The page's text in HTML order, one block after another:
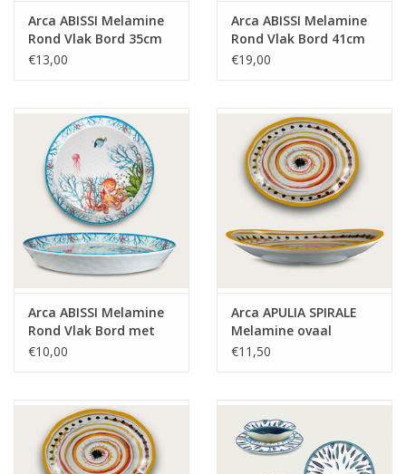
Arca ABISSI Melamine
Rond Vlak Bord 35cm
€13,00
Arca ABISSI Melamine
Rond Vlak Bord 41cm
€19,00
Arca ABISSI Melamine
Rond Vlak Bord met
rand 35x4cm
€10,00
Arca APULIA SPIRALE
Melamine ovaal
bord/schaal
€11,50